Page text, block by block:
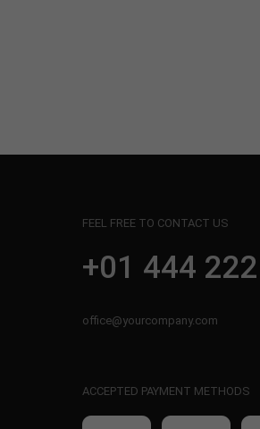
FEEL FREE TO CONTACT US
+01 444
office@yourcompany.com
ACCEPTED PAYMENT METHODS